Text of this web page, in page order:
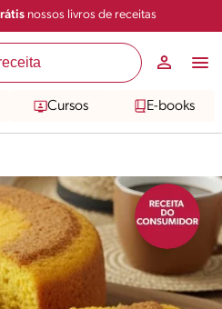
nossos livros de receitas
Cursos E-books
Compartilhar